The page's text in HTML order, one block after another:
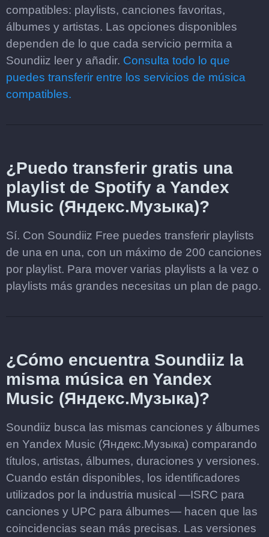
compatibles: playlists, canciones favoritas,
álbumes y artistas. Las opciones disponibles
dependen de lo que cada servicio permita a
Soundiiz leer y añadir. Consulta todo lo que
puedes transferir entre los servicios de música
compatibles.
¿Puedo transferir gratis una
playlist de Spotify a Yandex
Music (Яндекс.Музыка)?
Sí. Con Soundiiz Free puedes transferir playlists
de una en una, con un máximo de 200 canciones
por playlist. Para mover varias playlists a la vez o
playlists más grandes necesitas un plan de pago.
¿Cómo encuentra Soundiiz la
misma música en Yandex
Music (Яндекс.Музыка)?
Soundiiz busca las mismas canciones y álbumes
en Yandex Music (Яндекс.Музыка) comparando
títulos, artistas, álbumes, duraciones y versiones.
Cuando están disponibles, los identificadores
utilizados por la industria musical —ISRC para
canciones y UPC para álbumes— hacen que las
coincidencias sean más precisas. Las versiones